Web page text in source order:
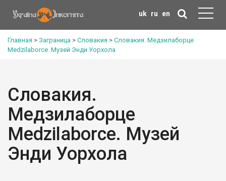
uk ru en
Главная > Заграница > Словакия > Словакия. Медзилаборце
Medzilaborce. Музей Энди Уорхола
Словакия.
Медзилаборце
Medzilaborce. Музей
Энди Уорхола